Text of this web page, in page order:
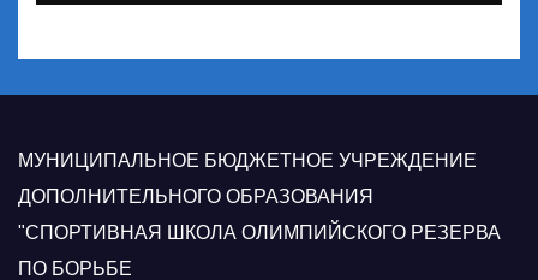
МУНИЦИПАЛЬНОЕ БЮДЖЕТНОЕ УЧРЕЖДЕНИЕ
ДОПОЛНИТЕЛЬНОГО ОБРАЗОВАНИЯ
"СПОРТИВНАЯ ШКОЛА ОЛИМПИЙСКОГО РЕЗЕРВА
ПО БОРЬБЕ